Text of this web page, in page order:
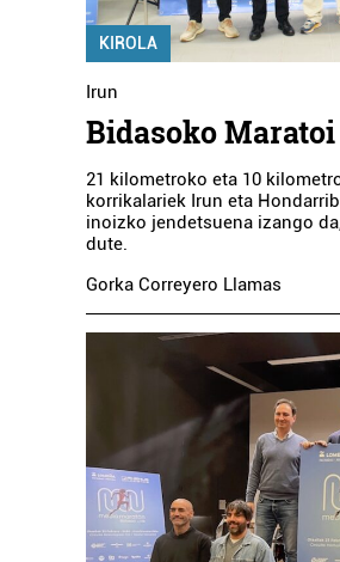
KIROLA
Irun
Bidasoko
21 kilometroko eta 10
korrikalariek Irun eta
inoizko jendetsuena izango
dute.
Gorka Correyero Llamas